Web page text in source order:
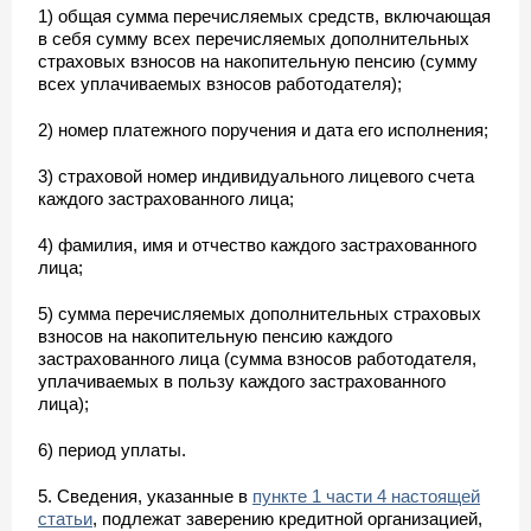
1) общая сумма перечисляемых средств, включающая
в себя сумму всех перечисляемых дополнительных
страховых взносов на накопительную пенсию (сумму
всех уплачиваемых взносов работодателя);
2) номер платежного поручения и дата его исполнения;
3) страховой номер индивидуального лицевого счета
каждого застрахованного лица;
4) фамилия, имя и отчество каждого застрахованного
лица;
5) сумма перечисляемых дополнительных страховых
взносов на накопительную пенсию каждого
застрахованного лица (сумма взносов работодателя,
уплачиваемых в пользу каждого застрахованного
лица);
6) период уплаты.
5. Сведения, указанные в пункте 1 части 4 настоящей
статьи, подлежат заверению кредитной организацией,